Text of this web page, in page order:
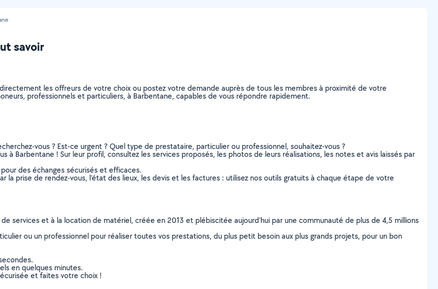
savoir
les offreurs de votre choix ou postez votre demande auprès de tous les membres à proximité de votre
professionnels et particuliers, à Barbentane, capables de vous répondre rapidement.
vous ? Est-ce urgent ? Quel type de prestataire, particulier ou professionnel, souhaitez-vous ?
à Barbentane ! Sur leur profil, consultez les services proposés, les photos de leurs réalisations, les notes et avis laissés par
des échanges sécurisés et efficaces.
prise de rendez-vous, l’état des lieux, les devis et les factures : utilisez nos outils gratuits à chaque étape de votre
services et à la location de matériel, créée en 2013 et plébiscitée aujourd’hui par une communauté de plus de 4,5 millions
ou un professionnel pour réaliser toutes vos prestations, du plus petit besoin aux plus grands projets, pour un bon
en quelques minutes.
et faites votre choix !